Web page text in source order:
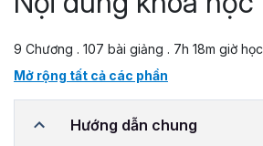
9 Chương . 107 bài giảng . 7h 18m giờ học
Mở rộng tất cả các phần
Hướng dẫn chung